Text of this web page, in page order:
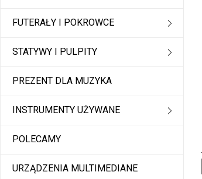
FUTERAŁY I POKROWCE
STATYWY I PULPITY
PREZENT DLA MUZYKA
INSTRUMENTY UŻYWANE
POLECAMY
URZĄDZENIA MULTIMEDIANE